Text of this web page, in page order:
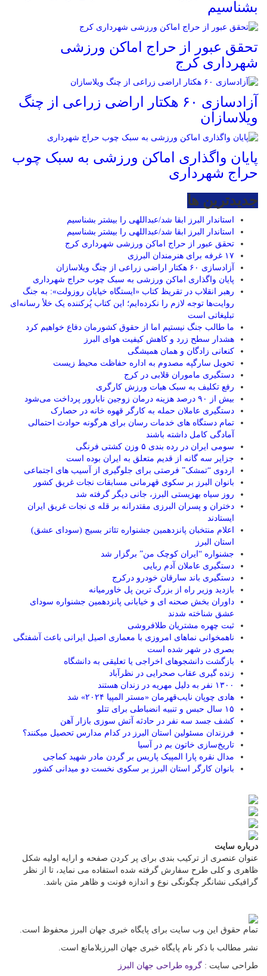
بشناسیم
تحقق عبور از حراج اماکن ورزشی
شهرداری کرج
آزادسازی ۶۰ هکتار اراضی زراعی از چنگ
ویلاسازان
پایان واگذاری اماکن ورزشی به سبک چوب
حراج شهرداری
جديدترين ها
استاندار البرز ابقا شد/عبداللهی را بیشتر بشناسیم
استاندار البرز ابقا شد/عبداللهی را بیشتر بشناسیم
تحقق عبور از حراج اماکن ورزشی شهرداری کرج
۱۷ غرفه برای هنرمندان البرزی
آزادسازی ۶۰ هکتار اراضی زراعی از چنگ ویلاسازان
پایان واگذاری اماکن ورزشی به سبک چوب حراج شهرداری
رهبر انقلاب در تقریظ کتاب «ایستگاه خیابان روزولت»: به جنگ
روایت‌ها توجه لازم را نکرده‌ایم؛ این کتاب پُرکننده‌ یک خلأ رسانه‌ای
تبلیغاتی است
ما طالب جنگ نیستیم اما از حقوق کشورمان دفاع خواهیم کرد
هشدار سطح زرد و کاهش کیفیت هوای البرز
کنعانی زادگان و همان همیشگی
تحویل سارگپه مصدوم به اداره حفاظت محیط زیست
دستگیری ماموران قلابی در کرج
رفع تکلیف به سبک هیات ورزش کارگری
بیش از ۹۰ درصد هزینه درمان زوجین نابارور پرداخت می‌شود
دستگیری عاملان حمله به کارگر قهوه خانه در حصارک
تمام دستگاه های خدمات رسان برای هرگونه حوادث احتمالی
آمادگی کامل داشته باشند
سومی ایران در رده بندی ۵ وزن کشتی فرنگی
جزایر سه گانه از قدیم متعلق به ایران بوده است
اردوی “تمشک” فرصتی برای جلوگیری از آسیب های اجتماعی
بانوان البرز بر سکوی قهرمانی مسابقات نجات غریق کشور
روز سیاه بهزیستی البرز، جانی دیگر گرفته شد
دختران و پسران البرزی مقتدرانه بر قله ی نجات غریق ایران
ایستادند
اعلام منتخبان پانزدهمین جشنواره تئاتر بسیج (سودای عشق)
استان البرز
جشنواره “ایران کوچک من” برگزار شد
دستگیری عاملان آدم ربایی
دستگیری باند سارقان خودرو درکرج
بازدید وزیر راه از بزرگ ترین پل خاورمیانه
داوران بخش صحنه ای و خیابانی پانزدهمین جشنواره سودای
عشق شناخته شدند
ثبت چهره مشتریان طلافروشی
ناهمخوانی نماهای امروزی با معماری اصیل ایرانی باعث آشفتگی
بصری در شهر شده است
بازگشت دانشجوهای اخراجی یا تعلیقی به دانشگاه
زنده گیری عقاب صحرایی در نظرآباد
۱۳۰۰ نفر به دلیل مهریه در زندان هستند
هادی چوپان نایب‌قهرمان «مستر المپیا ۲۰۲۴» شد
۱۵ سال حبس و تنبیه انضباطی برای تتلو
کشف جسد سه نفر در حادثه آتش سوزی بازار آهن
فرزندان مسئولین استان البرز در کدام مدارس تحصیل میکنند؟
‌تاریخ‌سازی خاتون بم در آسیا
مدال نقره پارا المپیک پاریس بر گردن مادر شهید کماجی
بانوان کارگر استان البرز بر سکوی نخست دو میدانی کشور
درباره سایت
عنوان عنصری از ترکیب بندی برای پر کردن صفحه و ارایه اولیه شکل
ظاهری و کلی طرح سفارش گرفته شده استفاده می نماید، تا از نظر
گرافیکی نشانگر چگونگی نوع و اندازه فونت و ظاهر متن باشد.
تمام حقوق این وب سایت برای پایگاه خبری جهان البرز محفوظ است.
نشر مطالب با ذکر نام پایگاه خبری جهان البرزبلامانع است.
طراحی سایت : گروه طراحی جهان البرز